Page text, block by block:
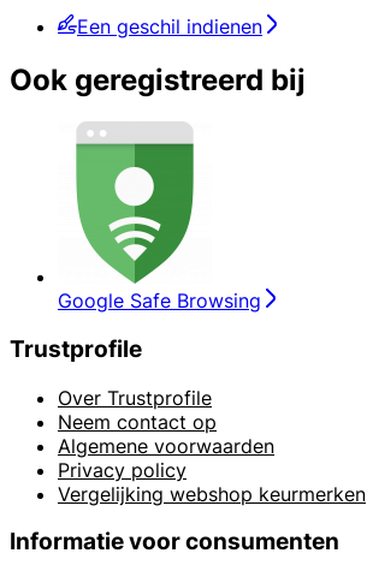
Een geschil indienen
Ook geregistreerd bij
Google Safe Browsing
Trustprofile
Over Trustprofile
Neem contact op
Algemene voorwaarden
Privacy policy
Vergelijking webshop keurmerken
Informatie voor consumenten